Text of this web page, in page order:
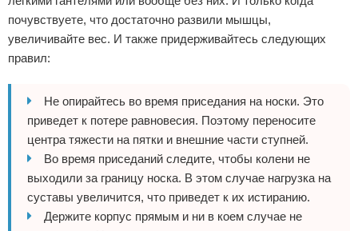
почувствуете, что достаточно развили мышцы,
увеличивайте вес. И также придерживайтесь следующих
правил:
Не опирайтесь во время приседания на носки. Это
приведет к потере равновесия. Поэтому переносите
центра тяжести на пятки и внешние части ступней.
Во время приседаний следите, чтобы колени не
выходили за границу носка. В этом случае нагрузка на
суставы увеличится, что приведет к их истиранию.
Держите корпус прямым и ни в коем случае не